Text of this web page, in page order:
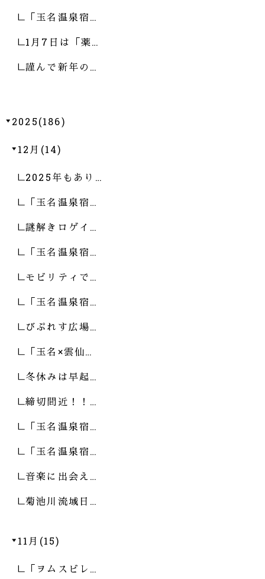
「玉名温泉宿…
1月7日は「薬…
謹んで新年の…
2025(186)
12月(14)
2025年もあり…
「玉名温泉宿…
謎解きロゲイ…
「玉名温泉宿…
モビリティで…
「玉名温泉宿…
びぷれす広場…
「玉名×雲仙…
冬休みは早起…
締切間近！！…
「玉名温泉宿…
「玉名温泉宿…
音楽に出会え…
菊池川流域日…
11月(15)
「ヲムスビレ…